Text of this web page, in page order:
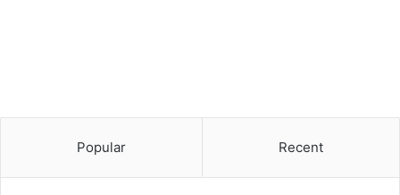
Popular Recent